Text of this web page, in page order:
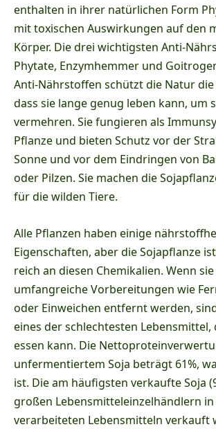
enthalten in ihrer natürlichen Form
mit toxischen Auswirkungen auf den
Körper. Die drei wichtigsten Anti-
Phytate, Enzymhemmer und
Anti-Nährstoffen schützt die Natur die
dass sie lange genug leben kann, um
vermehren. Sie fungieren als
Pflanze und bieten Schutz vor der
Sonne und vor dem Eindringen von
oder Pilzen. Sie machen die
für die wilden Tiere.
Alle Pflanzen haben einige
Eigenschaften, aber die Sojapflanze
reich an diesen Chemikalien. Wenn
umfangreiche Vorbereitungen wie
oder Einweichen entfernt werden,
eines der schlechtesten Lebensmittel,
essen kann. Die
unfermentiertem Soja beträgt 61%,
ist. Die am häufigsten verkaufte Soja
großen Lebensmitteleinzelhändlern
verarbeiteten Lebensmitteln verkauft